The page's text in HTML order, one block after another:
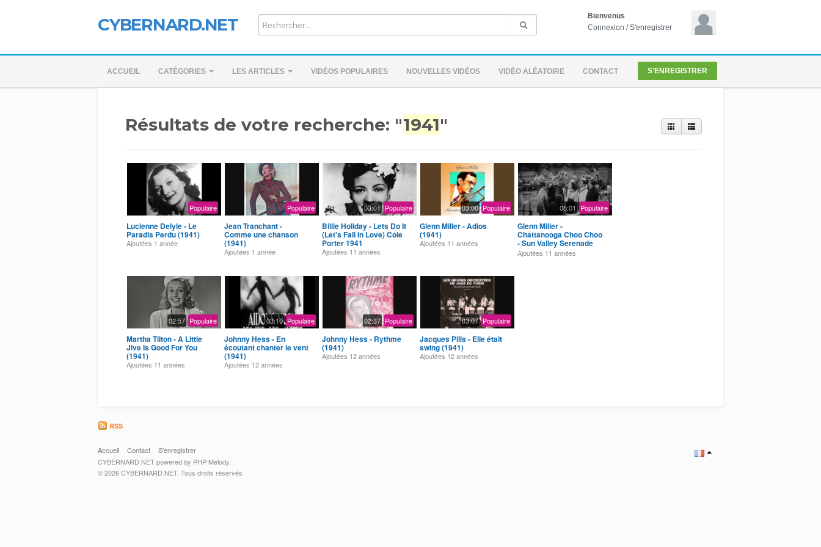
CYBERNARD.NET
Bienvenus
Connexion /S'enregistrer
ACCUEIL CATÉGORIES LES ARTICLES VIDÉOS POPULAIRES NOUVELLES VIDÉOS VIDÉO ALÉATOIRE CONTACT S'ENREGISTRER
Résultats de votre recherche: "1941"
Populaire
Lucienne Delyle - Le
Paradis Perdu (1941)
Ajoutées 1 année
Populaire
Jean Tranchant -
Comme une chanson
(1941)
Ajoutées 1 année
03:01 Populaire
Billie Holiday - Lets Do It
(Let's Fall In Love) Cole
Porter 1941
Ajoutées 11 années
03:00 Populaire
Glenn Miller - Adios
(1941)
Ajoutées 11 années
08:01 Populaire
Glenn Miller -
Chattanooga Choo Choo
- Sun Valley Serenade
(1941) HQ
Ajoutées 11 années
02:57 Populaire
Martha Tilton - A Little
Jive Is Good For You
(1941)
Ajoutées 11 années
03:10 Populaire
Johnny Hess - En
écoutant chanter le vent
(1941)
Ajoutées 12 années
02:37 Populaire
Johnny Hess - Rythme
(1941)
Ajoutées 12 années
03:07 Populaire
Jacques Pills - Elle était
swing (1941)
Ajoutées 12 années
RSS
Accueil Contact
S'enregistrer
CYBERNARD.NET powered by PHP Melody.
© 2026 CYBERNARD.NET. Tous droits réservés